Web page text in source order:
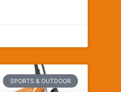
SPORTS & OUTDOOR